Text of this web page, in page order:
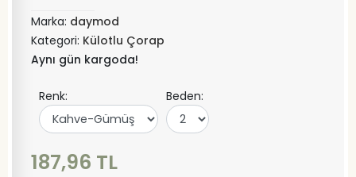
Marka: daymod
Kategori: Külotlu Çorap
Aynı gün kargoda!
Renk: Beden:
187,96 TL